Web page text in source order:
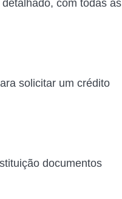
com todas as
solicitar um crédito
documentos